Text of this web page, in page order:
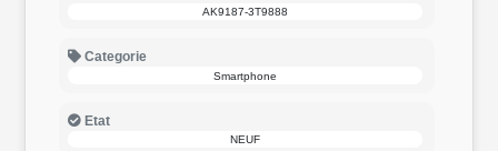
AK9187-3T9888
Categorie
Smartphone
Etat
NEUF